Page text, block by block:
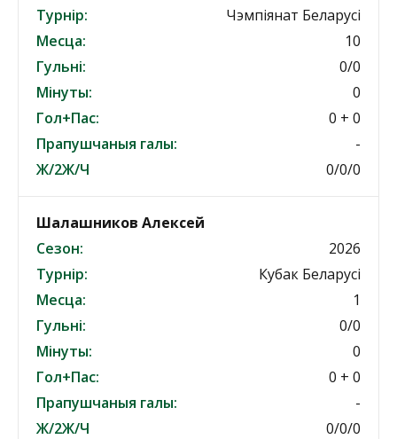
Турнір:
Чэмпіянат Беларусі
Месца:
10
Гульні:
0/0
Мінуты:
0
Гол+Пас:
0 + 0
Прапушчаныя галы:
-
Ж/2Ж/Ч
0/0/0
Шалашников Алексей
Сезон:
2026
Турнір:
Кубак Беларусі
Месца:
1
Гульні:
0/0
Мінуты:
0
Гол+Пас:
0 + 0
Прапушчаныя галы:
-
Ж/2Ж/Ч
0/0/0